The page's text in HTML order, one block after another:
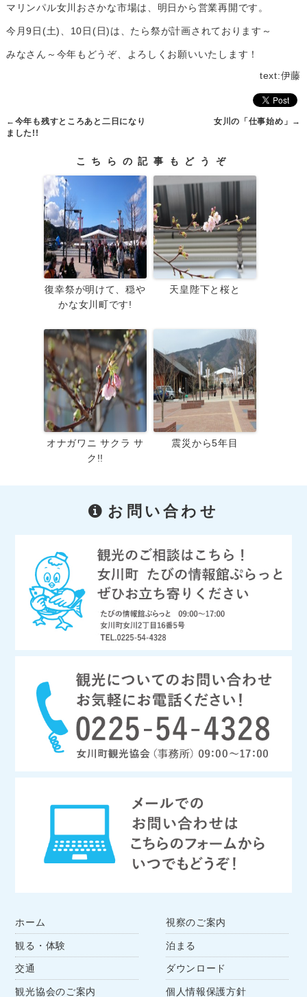
マリンパル女川おさかな市場は、明日から営業再開です。
今月9日(土)、10日(日)は、たら祭が計画されております～
みなさん～今年もどうぞ、よろしくお願いいたします！
text:伊藤
← 今年も残すところあと二日になり
ました!!
女川の「仕事始め」 →
こちらの記事もどうぞ
復幸祭が明けて、穏や
かな女川町です!
天皇陛下と桜と
オナガワニ サクラ サ
ク!!
震災から5年目
お問い合わせ
ホーム
観る・体験
交通
観光協会のご案内
視察のご案内
泊まる
ダウンロード
個人情報保護方針